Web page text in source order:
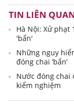
TIN LIÊN
Hà Nội: Xử phạt
'bẩn'
Những nguy
đóng chai ‘bẩn’
Nước đóng chai
kiểm nghiệm